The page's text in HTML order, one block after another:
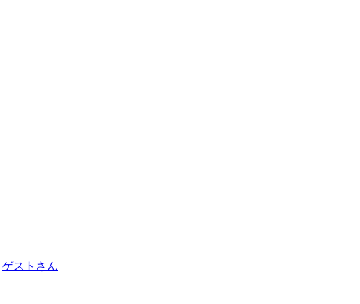
ゲストさん